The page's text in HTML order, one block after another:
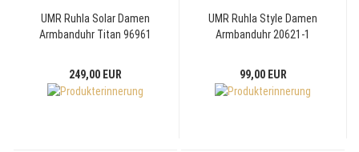
UMR Ruhla Solar Damen
Armbanduhr Titan 96961
249,00 EUR
UMR Ruhla Style Damen
Armbanduhr 20621-1
99,00 EUR